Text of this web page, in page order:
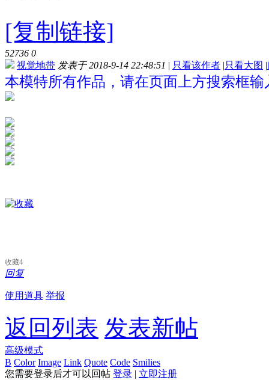
[复制链接]
52736 0
视觉地带 发表于 2018-9-14 22:48:51 | 只看该作者 |只看大图 |
本模特所有作品，请在页面上方搜索框输
收藏4
回复
使用道具 举报
返回列表 发表新帖
高级模式
B Color Image Link Quote Code Smilies
您需要登录后才可以回帖 登录 | 立即注册